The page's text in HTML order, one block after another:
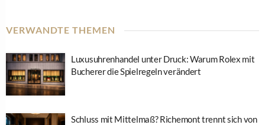
VERWANDTE THEMEN
Luxusuhrenhandel unter Druck: Warum Rolex mit
Bucherer die Spielregeln verändert
Schluss mit Mittelmaß? Richemont trennt sich von